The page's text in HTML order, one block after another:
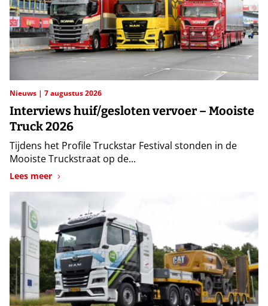
Nieuws 7 augustus 2026
Interviews huif/gesloten vervoer – Mooiste
Truck 2026
Tijdens het Profile Truckstar Festival stonden in de
Mooiste Truckstraat op de...
Lees meer